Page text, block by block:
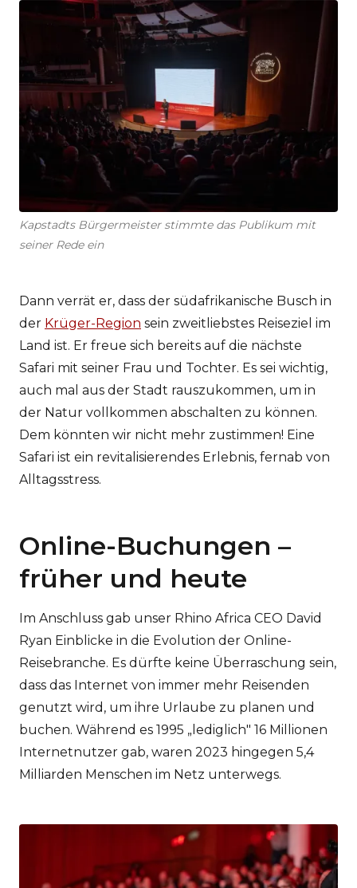
Kapstadts Bürgermeister stimmte das Publikum mit
seiner Rede ein
Dann verrät er, dass der südafrikanische Busch in
der Krüger-Region sein zweitliebstes Reiseziel im
Land ist. Er freue sich bereits auf die nächste
Safari mit seiner Frau und Tochter. Es sei wichtig,
auch mal aus der Stadt rauszukommen, um in
der Natur vollkommen abschalten zu können.
Dem könnten wir nicht mehr zustimmen! Eine
Safari ist ein revitalisierendes Erlebnis, fernab von
Alltagsstress.
Online-Buchungen –
früher und heute
Im Anschluss gab unser Rhino Africa CEO David
Ryan Einblicke in die Evolution der Online-
Reisebranche. Es dürfte keine Überraschung sein,
dass das Internet von immer mehr Reisenden
genutzt wird, um ihre Urlaube zu planen und
buchen. Während es 1995 „lediglich" 16 Millionen
Internetnutzer gab, waren 2023 hingegen 5,4
Milliarden Menschen im Netz unterwegs.